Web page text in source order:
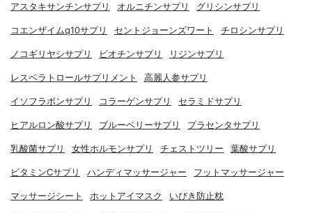
アスタキサンチンサプリ オルニチンサプリ グリシンサプリ
コエンザイムq10サプリ セントジョーンズワート チロシンサプリ
ノコギリヤシサプリ ビオチンサプリ リジンサプリ
レスベラトロールサプリメント 高麗人参サプリ
イソフラボンサプリ コラーゲンサプリ セラミドサプリ
ヒアルロン酸サプリ ブルーベリーサプリ プラセンタサプリ
乳酸菌サプリ 女性ホルモンサプリ チェストツリー 葉酸サプリ
ビタミンCサプリ ハンディマッサージャー フットマッサージャー
マッサージシート ホットアイマスク いびき防止枕